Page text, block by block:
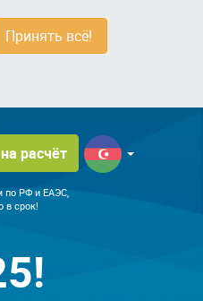
Принять всё!
расчёт
по РФ и ЕАЭС,
в срок!